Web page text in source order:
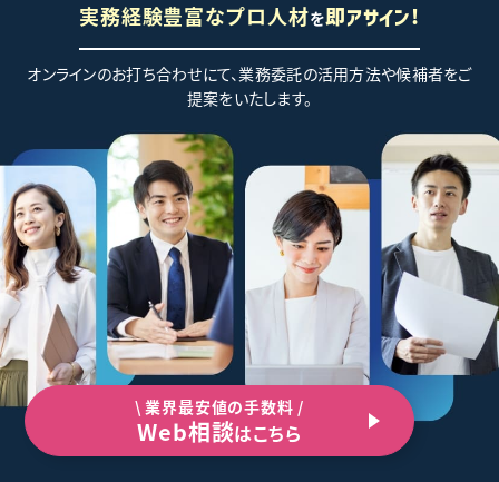
実務経験豊富なプロ人材を即アサイン!
オンラインのお打ち合わせにて、業務委託の活用方法や候補者をご
提案をいたします。
\ 業界最安値の手数料 /
Web相談はこちら